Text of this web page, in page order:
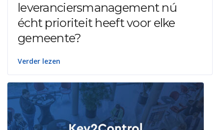
leveranciersmanagement nú
écht prioriteit heeft voor elke
gemeente?
Verder lezen